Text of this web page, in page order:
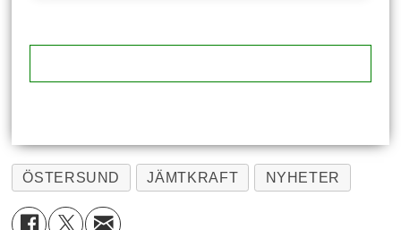
ÖSTERSUND JÄMTKRAFT NYHETER